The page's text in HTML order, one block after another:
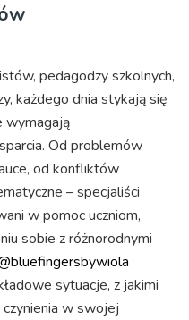
pedagodzy szkolnych,
każdego dnia stykają się
wymagają
Od problemów
od konfliktów
– specjaliści
w pomoc uczniom,
sobie z różnorodnymi
sytuacje, z jakimi
w swojej